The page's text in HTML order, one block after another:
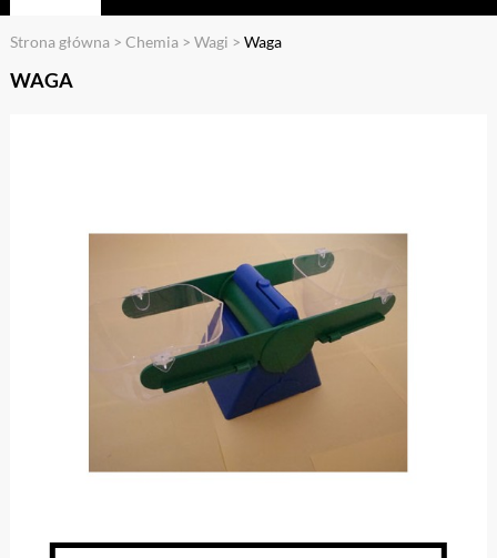
Strona główna > Chemia > Wagi > Waga
WAGA